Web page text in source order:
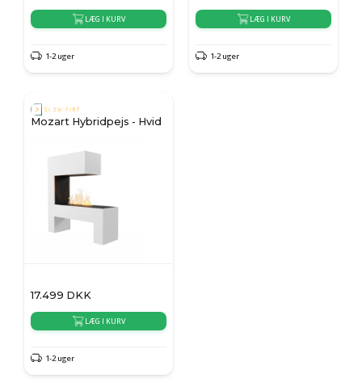
LÆG I KURV
1-2 uger
LÆG I KURV
1-2 uger
Mozart Hybridpejs - Hvid
17.499 DKK
LÆG I KURV
1-2 uger